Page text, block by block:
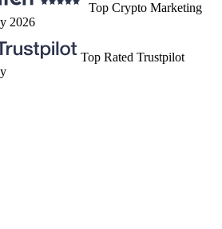
Top Crypto Marketing
2026
Top Rated Trustpilot